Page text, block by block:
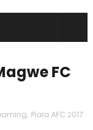
FC
, Piala AFC 2017